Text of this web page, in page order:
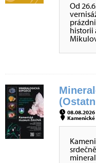
Od
historii
Kamenické